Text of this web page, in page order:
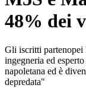
48% dei
Gli iscritti partenopei
ingegneria ed
napoletana ed è
depredata"